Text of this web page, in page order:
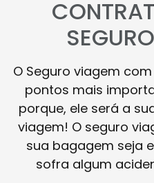
O Seguro viagem
pontos mais
porque, ele será a
viagem! O seguro
sua bagagem seja
sofra algum